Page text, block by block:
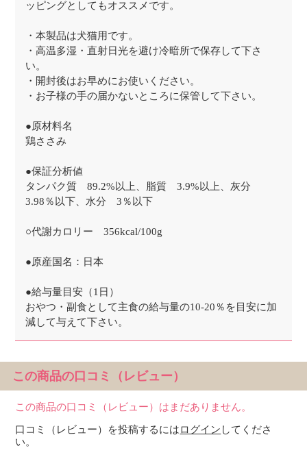
ッピングとしてもオススメです。
・本製品は犬猫用です。
・高温多湿・直射日光を避け冷暗所で保存して下さ
い。
・開封後はお早めにお使いください。
・お子様の手の届かないところに保管して下さい。
●原材料名
鶏ささみ
●保証分析値
タンパク質 89.2%以上、脂質 3.9%以上、灰分
3.98％以下、水分 3％以下
○代謝カロリー 356kcal/100g
●原産国名：日本
●給与量目安（1日）
おやつ・副食として主食の給与量の10-20％を目安に加
減して与えて下さい。
この商品の口コミ（レビュー）
この商品の口コミ（レビュー）はまだありません。
口コミ（レビュー）を投稿するにはログイン してくださ
い。